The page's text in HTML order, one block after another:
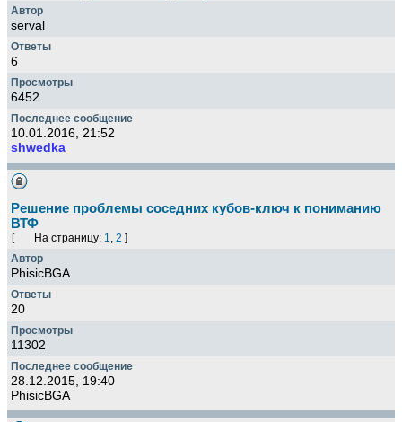
serval
6
6452
10.01.2016, 21:52
shwedka
Решение проблемы соседних кубов-ключ к пониманию
ВТФ
[ На страницу: 1, 2 ]
PhisicBGA
20
11302
28.12.2015, 19:40
PhisicBGA